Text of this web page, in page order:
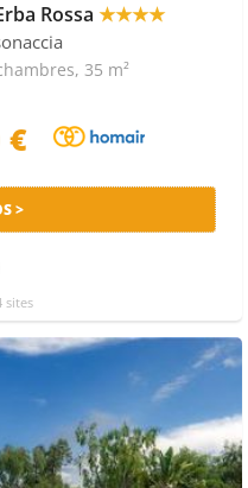
Rossa ★★★★
35 m²
€
>
sites